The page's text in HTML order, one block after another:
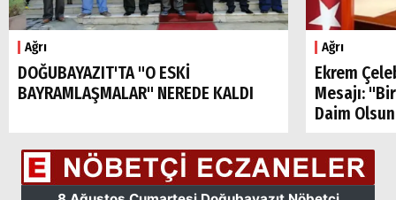
Ağrı
DOĞUBAYAZIT'TA "O ESKİ
BAYRAMLAŞMALAR" NEREDE KALDI
Ağrı
Ekrem
Mesajı:
Daim